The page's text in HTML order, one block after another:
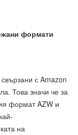
формати
с Amazon
Това значи че за
формат AZW и
на